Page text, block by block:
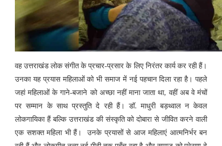
वह उत्तराखंड लोक संगीत के प्रचार-प्रसार के लिए निरंतर कार्य कर रही हैं।
उनका यह प्रयास महिलाओं को भी समाज में नई पहचान दिला रहा है। पहले
जहां महिलाओं के गाने-बजाने को अच्छा नहीं माना जाता था, वहीं अब वे मंचों
पर सम्मान के साथ प्रस्तुति दे रही हैं। डॉ. माधुरी बड़थ्वाल न केवल
लोकगायिका हैं बल्कि उत्तराखंड की संस्कृति को दोबारा से जीवित करने वाली
एक सशक्त महिला भी हैं। उनके प्रयासों से आज महिलाएं आत्मनिर्भर बन